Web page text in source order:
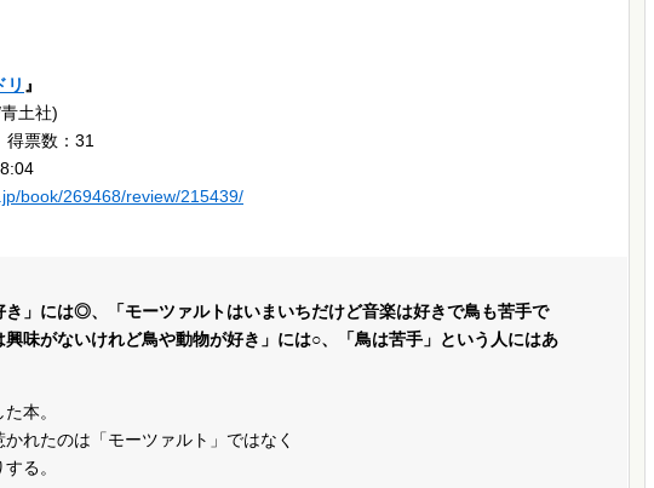
リ 』
土社)
得票数：31
book/269468/review/215439/
き」には◎、「モーツァルトはいまいちだけど音楽は好きで鳥も苦手で
味がないけれど鳥や動物が好き」には○、「鳥は苦手」という人にはあ
本。
れたのは「モーツァルト」ではなく
る。